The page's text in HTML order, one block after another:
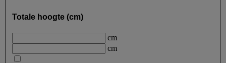
Totale hoogte (cm)
cm
cm